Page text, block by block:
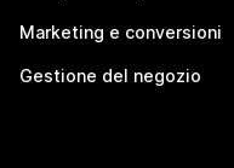
Marketing e conversioni
Gestione del negozio